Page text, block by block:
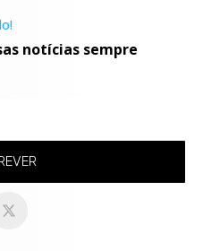
notícias sempre